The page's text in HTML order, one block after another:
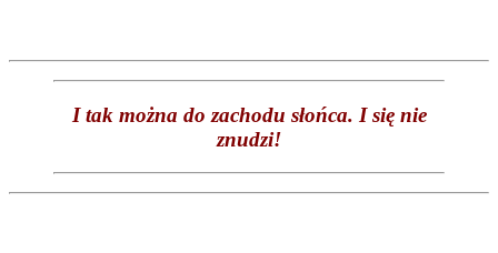
I tak można do zachodu słońca. I się nie
znudzi!